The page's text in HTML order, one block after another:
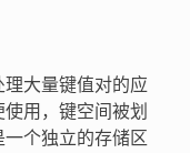
大量键值对的应
用，键空间被划
个独立的存储区